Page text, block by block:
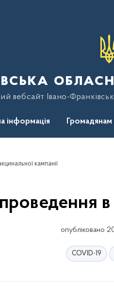
вебсайт Івано-
інформація Громадянам
кампанії
в
опубліковано
COVID-19